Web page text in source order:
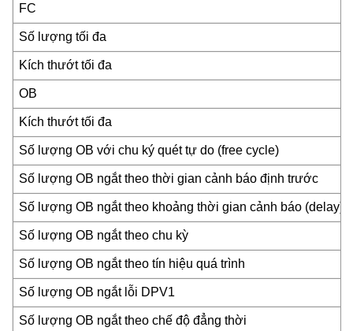
FC
Số lượng tối đa
Kích thướt tối đa
OB
Kích thướt tối đa
Số lượng OB với chu ký quét tự do (free cycle)
Số lượng OB ngắt theo thời gian cảnh báo định trước
Số lượng OB ngắt theo khoảng thời gian cảnh báo (delay)
Số lượng OB ngắt theo chu kỳ
Số lượng OB ngắt theo tín hiệu quá trình
Số lượng OB ngắt lỗi DPV1
Số lượng OB ngắt theo chế độ đẳng thời